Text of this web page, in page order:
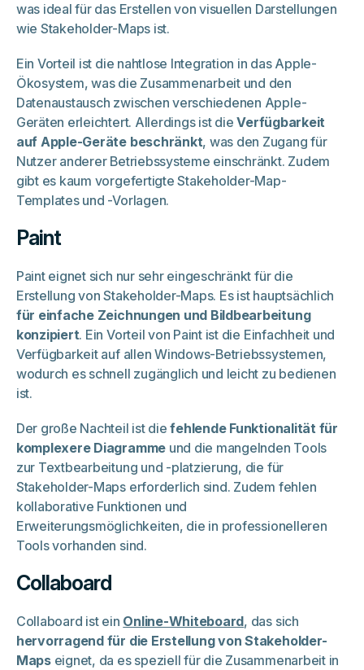
was ideal für das Erstellen von visuellen Darstellungen
wie Stakeholder-Maps ist.
Ein Vorteil ist die nahtlose Integration in das Apple-
Ökosystem, was die Zusammenarbeit und den
Datenaustausch zwischen verschiedenen Apple-
Geräten erleichtert. Allerdings ist dieVerfügbarkeit
auf Apple-Geräte beschränkt, was den Zugang für
Nutzer anderer Betriebssysteme einschränkt. Zudem
gibt es kaum vorgefertigte Stakeholder-Map-
Templates und -Vorlagen.
Paint
Paint eignet sich nur sehr eingeschränkt für die
Erstellung von Stakeholder-Maps. Es ist hauptsächlich
für einfache Zeichnungen und Bildbearbeitung
konzipiert. Ein Vorteil von Paint ist die Einfachheit und
Verfügbarkeit auf allen Windows-Betriebssystemen,
wodurch es schnell zugänglich und leicht zu bedienen
ist.
Der große Nachteil ist die fehlende Funktionalität für
komplexere Diagramme und die mangelnden Tools
zur Textbearbeitung und -platzierung, die für
Stakeholder-Maps erforderlich sind. Zudem fehlen
kollaborative Funktionen und
Erweiterungsmöglichkeiten, die in professionelleren
Tools vorhanden sind.
Collaboard
Collaboard ist ein Online-Whiteboard, das sich
hervorragend für die Erstellung von Stakeholder-
Mapseignet, da es speziell für die Zusammenarbeit in